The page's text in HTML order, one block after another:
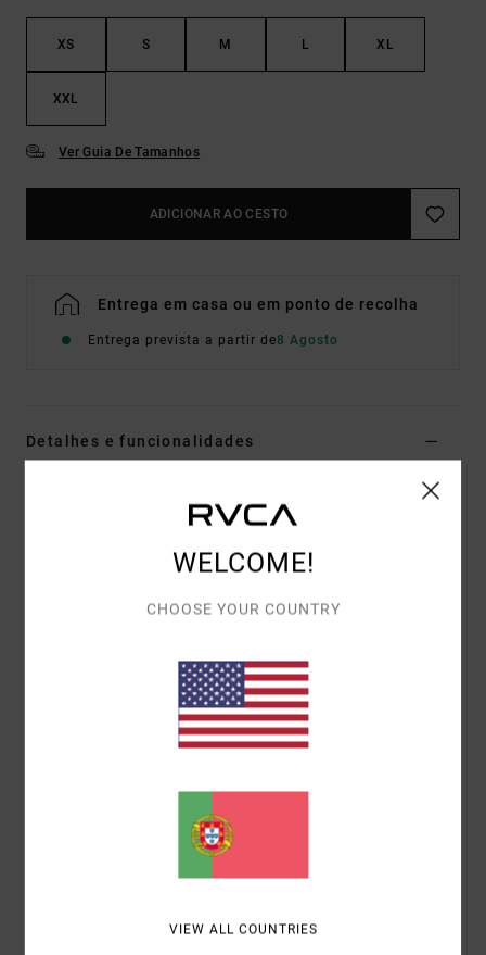
XS S M L XL
XXL
Ver Guia De Tamanhos
ADICIONAR AO CESTO
Entrega em casa ou em ponto de recolha
Entrega prevista a partir de8 Agosto
Detalhes e funcionalidades
Código de Cor
estampado frontal bordada
Mistura de arte estampada e bordada atrás
[Tecido principal] 75% algodão, 25% algodão
WELCOME!
CHOOSE YOUR COUNTRY
VIEW ALL COUNTRIES